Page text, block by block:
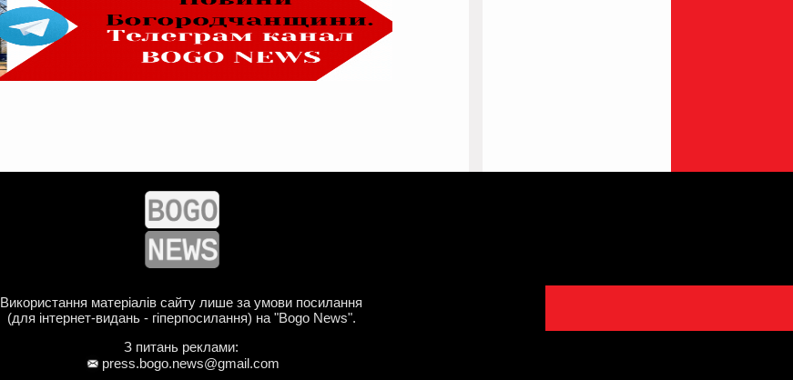
Використання матеріалів сайту лише за умови посилання
(для інтернет-видань - гіперпосилання) на "Bogo News".
З питань реклами:
press.bogo.news@gmail.com